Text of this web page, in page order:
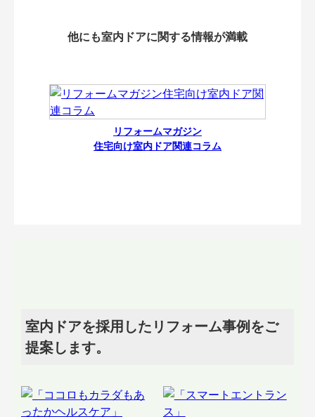
他にも室内ドアに関する情報が満載
リフォームマガジン
住宅向け室内ドア関連コラム
室内ドアを採用したリフォーム事例をご
提案します。